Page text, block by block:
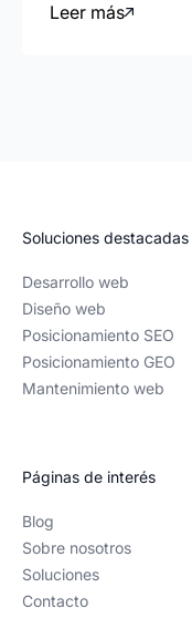
Leer más
Soluciones destacadas
Desarrollo web
Diseño web
Posicionamiento SEO
Posicionamiento GEO
Mantenimiento web
Páginas de interés
Blog
Sobre nosotros
Soluciones
Contacto